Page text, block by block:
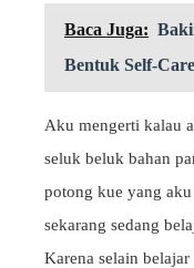
Baca Juga:
Bentuk Self-
Aku mengerti kalau
seluk beluk bahan
potong kue yang
sekarang sedang
Karena selain